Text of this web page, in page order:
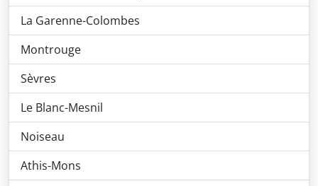
La Garenne-Colombes
Montrouge
Sèvres
Le Blanc-Mesnil
Noiseau
Athis-Mons